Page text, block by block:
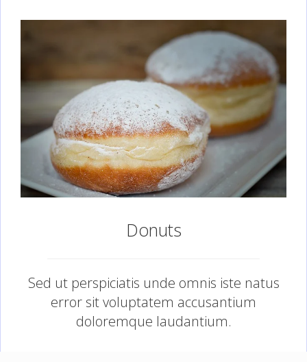
Donuts
Sed ut perspiciatis unde omnis iste natus
error sit voluptatem accusantium
doloremque laudantium.